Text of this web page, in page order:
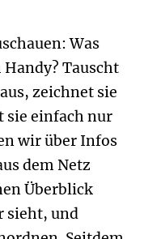
Was
Tauscht
zeichnet sie
sie einfach nur
wir über Infos
dem Netz
Überblick
sieht, und